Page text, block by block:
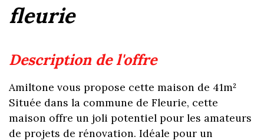
fleurie
description de l'offre
Amiltone vous propose cette maison de 41m²
Située dans la commune de Fleurie, cette
maison offre un joli potentiel pour les amateurs
de projets de rénovation. Idéale pour un